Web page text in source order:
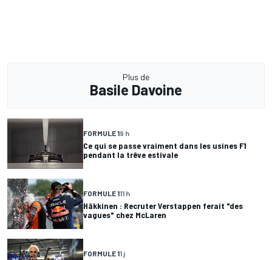
Plus de
Basile Davoine
FORMULE 19 h
Ce qui se passe vraiment dans les usines F1
pendant la trêve estivale
FORMULE 111 h
Häkkinen : Recruter Verstappen ferait "des
vagues" chez McLaren
FORMULE 11 j